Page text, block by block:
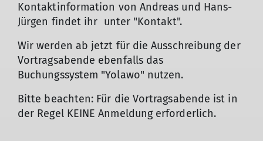
Kontaktinformation von Andreas und Hans-
Jürgen findet ihr unter "Kontakt".
Wir werden ab jetzt für die Ausschreibung der
Vortragsabende ebenfalls das
Buchungssystem "Yolawo" nutzen.
Bitte beachten: Für die Vortragsabende ist in
der Regel KEINE Anmeldung erforderlich.
© DAV Biberach